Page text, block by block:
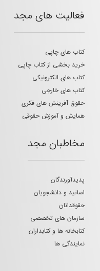
فعالیت های مجد
کتاب های چاپی
خرید بخشی از کتاب چاپی
کتاب های الکترونیکی
کتاب های خارجی
حقوق آفرینش های فکری
همایش و آموزش حقوقی
مخاطبان مجد
پدیدآورندگان
اساتید و دانشجویان
حقوقدانان
سازمان های تخصصی
کتابخانه ها و کتابداران
نمایندگی ها